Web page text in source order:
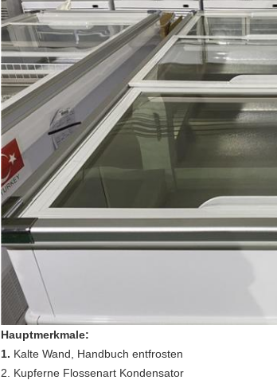
Hauptmerkmale:
1. Kalte Wand, Handbuch entfrosten
2. Kupferne Flossenart Kondensator